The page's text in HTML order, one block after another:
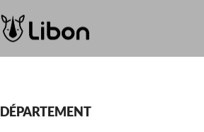
DÉPARTEMENT